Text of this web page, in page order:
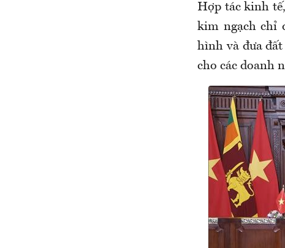
Hợp tác kinh
kim ngạch chỉ
hình và đưa
cho các doanh